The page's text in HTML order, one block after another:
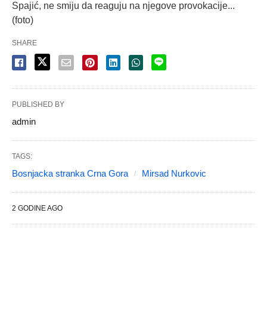
Spajić, ne smiju da reaguju na njegove provokacije...
(foto)
SHARE
PUBLISHED BY
admin
TAGS:
Bosnjacka stranka Crna Gora Mirsad Nurkovic
2 GODINE AGO